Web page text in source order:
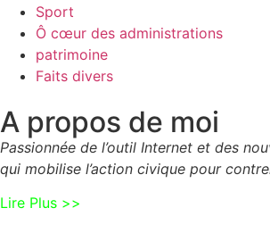
Sport
Ô cœur des administrations
patrimoine
Faits divers
A propos de moi
Passionnée de l’outil Internet et des
qui mobilise l’action civique pour
Lire Plus >>